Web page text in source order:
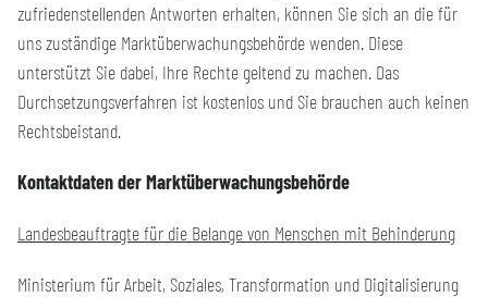
zufriedenstellenden Antworten erhalten, können Sie sich an die für
uns zuständige Marktüberwachungsbehörde wenden. Diese
unterstützt Sie dabei, Ihre Rechte geltend zu machen. Das
Durchsetzungsverfahren ist kostenlos und Sie brauchen auch keinen
Rechtsbeistand.
Kontaktdaten der Marktüberwachungsbehörde
Landesbeauftragte für die Belange von Menschen mit Behinderung
Ministerium für Arbeit, Soziales, Transformation und Digitalisierung